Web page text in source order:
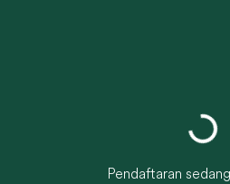
Pendaftaran